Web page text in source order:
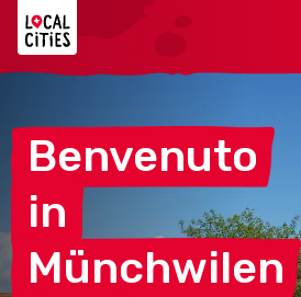
Benvenuto
in
Münchwilen